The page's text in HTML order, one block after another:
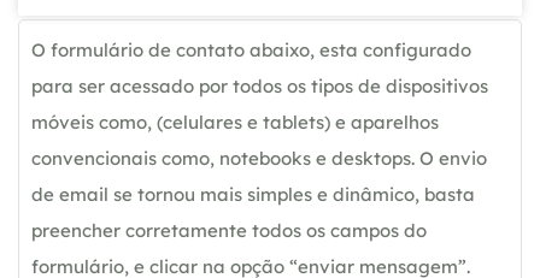
O formulário de contato abaixo, esta configurado
para ser acessado por todos os tipos de dispositivos
móveis como, (celulares e tablets) e aparelhos
convencionais como, notebooks e desktops. O envio
de email se tornou mais simples e dinâmico, basta
preencher corretamente todos os campos do
formulário, e clicar na opção “enviar mensagem”.